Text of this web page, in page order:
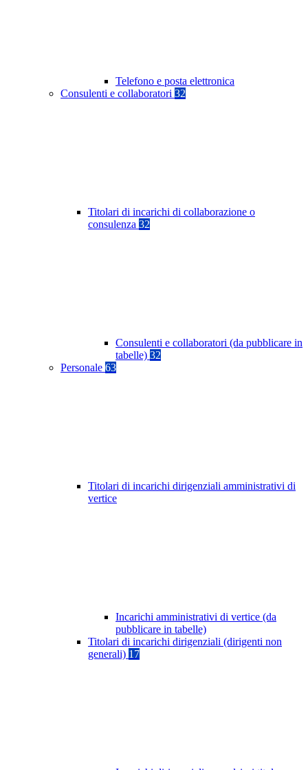
Telefono e posta elettronica
Consulenti e collaboratori 32
Titolari di incarichi di collaborazione o
consulenza 32
Consulenti e collaboratori (da pubblicare in
tabelle) 32
Personale 63
Titolari di incarichi dirigenziali amministrativi di
vertice
Incarichi amministrativi di vertice (da
pubblicare in tabelle)
Titolari di incarichi dirigenziali (dirigenti non
generali) 17